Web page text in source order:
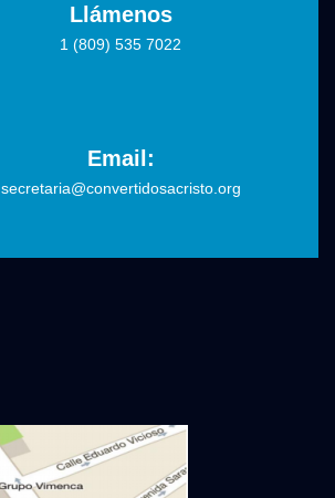
Llámenos
1 (809) 535 7022
Email:
secretaria@convertidosacristo.org